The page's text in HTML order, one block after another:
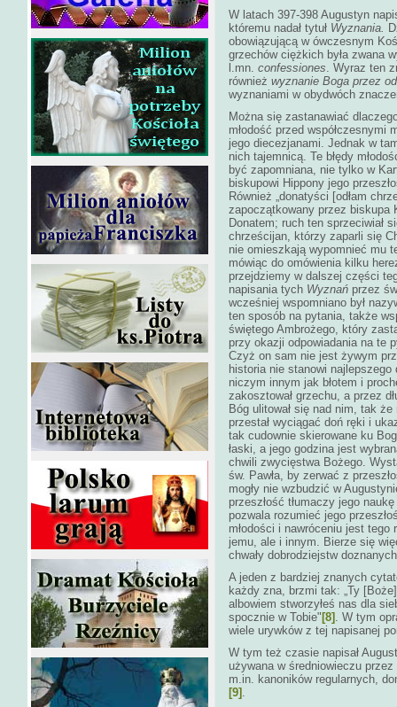
W latach 397-398 Augustyn
któremu nadał tytuł Wyznania.
obowiązującą w ówczesnym
grzechów ciężkich była zwana
l.mn. confessiones. Wyraz ten
również wyznanie Boga przez
wyznaniami w obydwóch
Można się zastanawiać
młodość przed współczesnymi
jego diecezjanami. Jednak w
nich tajemnicą. Te błędy
być zapomniana, nie tylko w
biskupowi Hippony jego
Również „donatyści [odłam
zapoczątkowany przez biskupa
Donatem; ruch ten sprzeciwiał
chrześcijan, którzy zaparli się
nie omieszkają wypomnieć mu
mówiąc do omówienia kilku
przejdziemy w dalszej części
napisania tych Wyznań przez
wcześniej wspomniano był
ten sposób na pytania, także
świętego Ambrożego, który
przy okazji odpowiadania na te
Czyż on sam nie jest żywym
historia nie stanowi
niczym innym jak błotem i
zakosztował grzechu, a przez
Bóg ulitował się nad nim, tak
przestał wyciągać doń ręki i
tak cudownie skierowane ku
łaski, a jego godzina jest
chwili zwycięstwa Bożego.
św. Pawła, by zerwać z
mogły nie wzbudzić w
przeszłość tłumaczy jego
pozwala rozumieć jego
młodości i nawróceniu jest
jemu, ale i innym. Bierze się
chwały dobrodziejstw
A jeden z bardziej znanych
każdy zna, brzmi tak: „Ty
albowiem stworzyłeś nas dla
spocznie w Tobie" [8] . W tym
wiele urywków z tej napisanej
W tym też czasie napisał
używana w średniowieczu
m.in. kanoników regularnych,
[9] .